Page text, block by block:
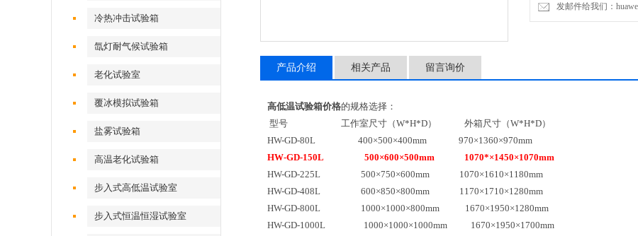
冷热冲击试验箱
氙灯耐气候试验箱
老化试验室
覆冰模拟试验箱
盐雾试验箱
高温老化试验箱
步入式高低温试验室
步入式恒温恒湿试验室
发邮件给我们：
产品介绍 相关产品 留言询价
高低温试验箱价格的规格选择：
型号 工作室尺寸（W*H*D） 外箱尺寸（W*H*D）
HW-GD-80L 400×500×400mm 970×1360×970mm
HW-GD-150L 500×600×500mm 1070*×1450×1070mm
HW-GD-225L 500×750×600mm 1070×1610×1180mm
HW-GD-408L 600×850×800mm 1170×1710×1280mm
HW-GD-800L 1000×1000×800mm 1670×1950×1280mm
HW-GD-1000L 1000×1000×1000mm 1670×1950×1700mm